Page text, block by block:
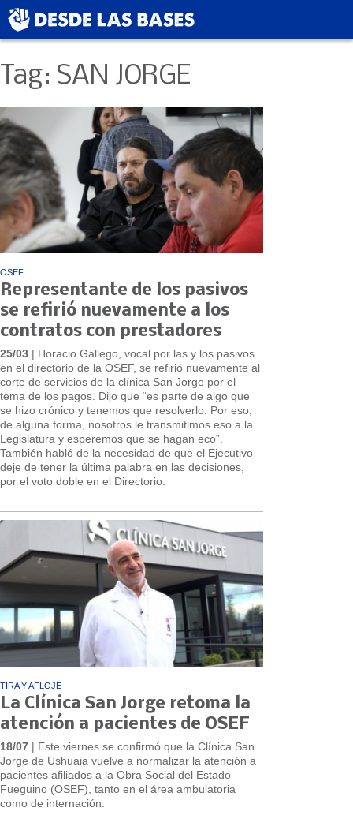
Tag: SAN JORGE
OSEF
Representante de los pasivos
se refirió nuevamente a los
contratos con prestadores
25/03 | Horacio Gallego, vocal por las y los pasivos
en el directorio de la OSEF, se refirió nuevamente al
corte de servicios de la clínica San Jorge por el
tema de los pagos. Dijo que “es parte de algo que
se hizo crónico y tenemos que resolverlo. Por eso,
de alguna forma, nosotros le transmitimos eso a la
Legislatura y esperemos que se hagan eco”.
También habló de la necesidad de que el Ejecutivo
deje de tener la última palabra en las decisiones,
por el voto doble en el Directorio.
TIRA Y AFLOJE
La Clínica San Jorge retoma la
atención a pacientes de OSEF
18/07 | Este viernes se confirmó que la Clínica San
Jorge de Ushuaia vuelve a normalizar la atención a
pacientes afiliados a la Obra Social del Estado
Fueguino (OSEF), tanto en el área ambulatoria
como de internación.